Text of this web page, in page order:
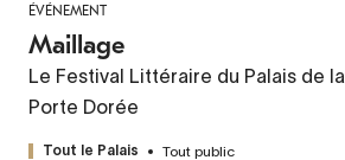
ÉVÉNEMENT
Maillage
Le Festival Littéraire du Palais de la
Porte Dorée
Tout le Palais
Tout public